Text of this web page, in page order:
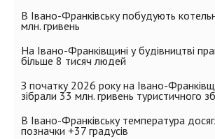
В Івано-Франківську побудують
млн. гривень
На Івано-Франківщині у будівництві
більше 8 тисяч людей
З початку 2026 року на Івано-
зібрали 33 млн. гривень туристичного
В Івано-Франківську температура
позначки +37 градусів